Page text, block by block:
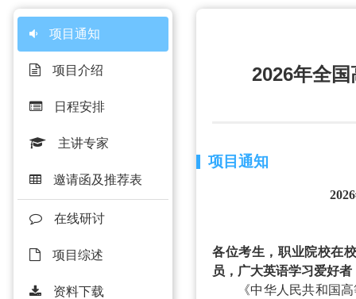
项目通知
项目介绍
日程安排
主讲专家
邀请函及推荐表
在线研讨
项目综述
资料下载
2026年全
项目通知
各位考生， 职业院校在
员，广大英语学习爱好者
《中华人民共和国